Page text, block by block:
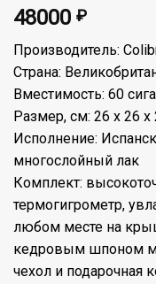
48000 ₽
Производитель:
Страна:
Вместимость: 60
Размер, см: 26 х 26 х
Исполнение:
многослойный лак
Комплект:
термогигрометр,
любом месте на
кедровым шпоном
чехол и подарочная